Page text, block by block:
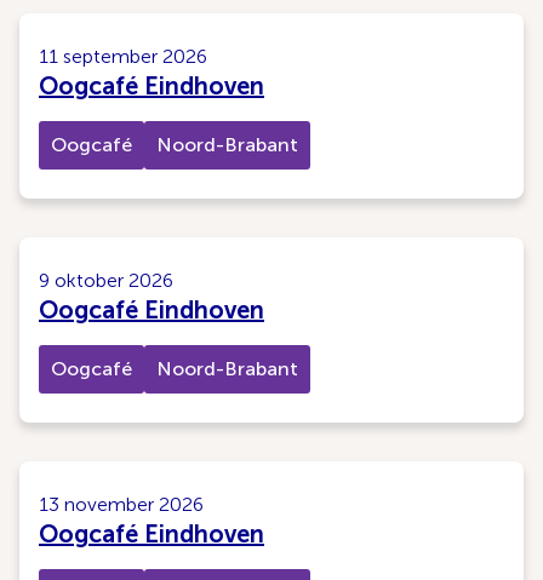
11 september 2026
Oogcafé Eindhoven
Oogcafé Noord-Brabant
9 oktober 2026
Oogcafé Eindhoven
Oogcafé Noord-Brabant
13 november 2026
Oogcafé Eindhoven